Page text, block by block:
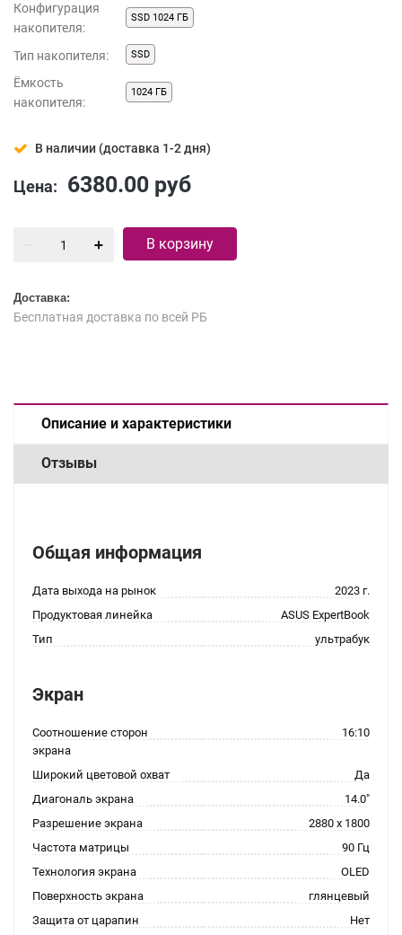
Конфигурация
накопителя:
SSD 1024 ГБ
Тип накопителя: SSD
Ёмкость
накопителя:
1024 ГБ
В наличии (доставка 1-2 дня)
Цена: 6380.00 руб
В корзину
Доставка:
Бесплатная доставка по всей РБ
Описание и характеристики
Отзывы
Общая информация
Дата выхода на рынок
2023 г.
Продуктовая линейка
ASUS ExpertBook
Тип
ультрабук
Экран
Соотношение сторон
экрана
16:10
Широкий цветовой охват
Да
Диагональ экрана
14.0"
Разрешение экрана
2880 x 1800
Частота матрицы
90 Гц
Технология экрана
OLED
Поверхность экрана
глянцевый
Защита от царапин
Нет